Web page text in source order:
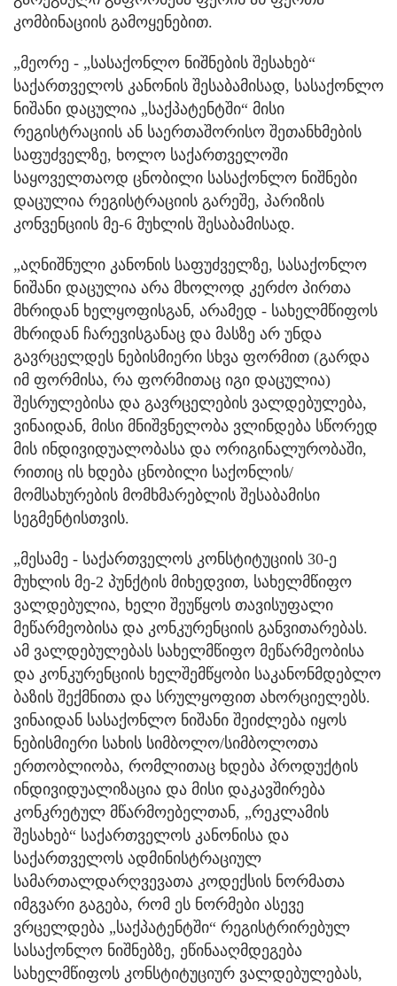
კომბინაციის გამოყენებით.
„მეორე - „სასაქონლო ნიშნების შესახებ“
საქართველოს კანონის შესაბამისად, სასაქონლო
ნიშანი დაცულია „საქპატენტში“ მისი
რეგისტრაციის ან საერთაშორისო შეთანხმების
საფუძველზე, ხოლო საქართველოში
საყოველთაოდ ცნობილი სასაქონლო ნიშნები
დაცულია რეგისტრაციის გარეშე, პარიზის
კონვენციის მე-6 მუხლის შესაბამისად.
„აღნიშნული კანონის საფუძველზე, სასაქონლო
ნიშანი დაცულია არა მხოლოდ კერძო პირთა
მხრიდან ხელყოფისგან, არამედ - სახელმწიფოს
მხრიდან ჩარევისგანაც და მასზე არ უნდა
გავრცელდეს ნებისმიერი სხვა ფორმით (გარდა
იმ ფორმისა, რა ფორმითაც იგი დაცულია)
შესრულებისა და გავრცელების ვალდებულება,
ვინაიდან, მისი მნიშვნელობა ვლინდება სწორედ
მის ინდივიდუალობასა და ორიგინალურობაში,
რითიც ის ხდება ცნობილი საქონლის/
მომსახურების მომხმარებლის შესაბამისი
სეგმენტისთვის.
„მესამე - საქართველოს კონსტიტუციის 30-ე
მუხლის მე-2 პუნქტის მიხედვით, სახელმწიფო
ვალდებულია, ხელი შეუწყოს თავისუფალი
მეწარმეობისა და კონკურენციის განვითარებას.
ამ ვალდებულებას სახელმწიფო მეწარმეობისა
და კონკურენციის ხელშემწყობი საკანონმდებლო
ბაზის შექმნითა და სრულყოფით ახორციელებს.
ვინაიდან სასაქონლო ნიშანი შეიძლება იყოს
ნებისმიერი სახის სიმბოლო/სიმბოლოთა
ერთობლიობა, რომლითაც ხდება პროდუქტის
ინდივიდუალიზაცია და მისი დაკავშირება
კონკრეტულ მწარმოებელთან, „რეკლამის
შესახებ“ საქართველოს კანონისა და
საქართველოს ადმინისტრაციულ
სამართალდარღვევათა კოდექსის ნორმათა
იმგვარი გაგება, რომ ეს ნორმები ასევე
ვრცელდება „საქპატენტში“ რეგისტრირებულ
სასაქონლო ნიშნებზე, ეწინააღმდეგება
სახელმწიფოს კონსტიტუციურ ვალდებულებას,